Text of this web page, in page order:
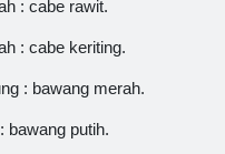
: cabe rawit.
: cabe keriting.
: bawang merah.
bawang putih.